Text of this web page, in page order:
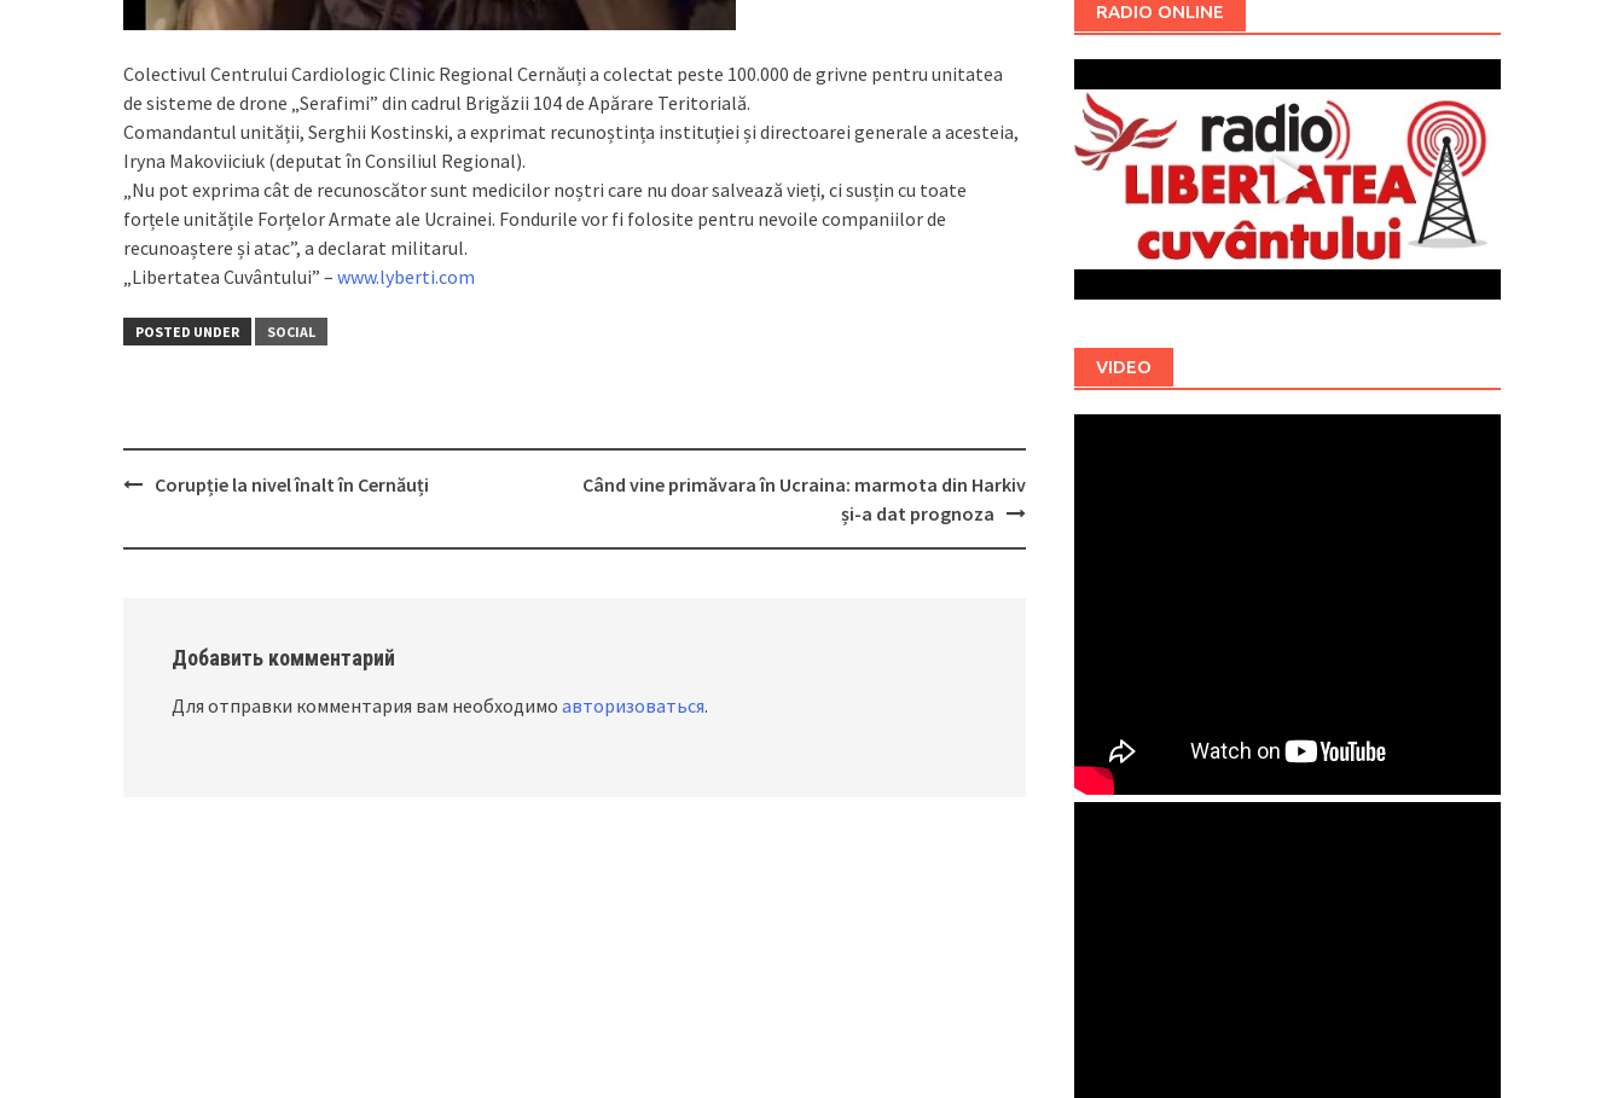
Colectivul Centrului Cardiologic Clinic Regional Cernăuți a colectat peste 100.000 de grivne pentru unitatea
de sisteme de drone „Serafimi” din cadrul Brigăzii 104 de Apărare Teritorială.
Comandantul unității, Serghii Kostinski, a exprimat recunoștința instituției și directoarei generale a acesteia,
Iryna Makoviiciuk (deputat în Consiliul Regional).
„Nu pot exprima cât de recunoscător sunt medicilor noștri care nu doar salvează vieți, ci susțin cu toate
forțele unitățile Forțelor Armate ale Ucrainei. Fondurile vor fi folosite pentru nevoile companiilor de
recunoaștere și atac”, a declarat militarul.
„Libertatea Cuvântului” – www.lyberti.com
POSTED UNDER SOCIAL
navigation
Corupție la nivel înalt în Cernăuți
Când vine primăvara în Ucraina: marmota din Harkiv
și-a dat prognoza
Добавить комментарий
Для отправки комментария вам необходимо авторизоваться.
RADIO ONLINE
VIDEO